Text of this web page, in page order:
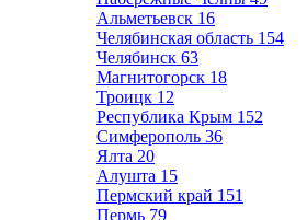
Альметьевск 16
Челябинская область 154
Челябинск 63
Магнитогорск 18
Троицк 12
Республика Крым 152
Симферополь 36
Ялта 20
Алушта 15
Пермский край 151
Пермь 79